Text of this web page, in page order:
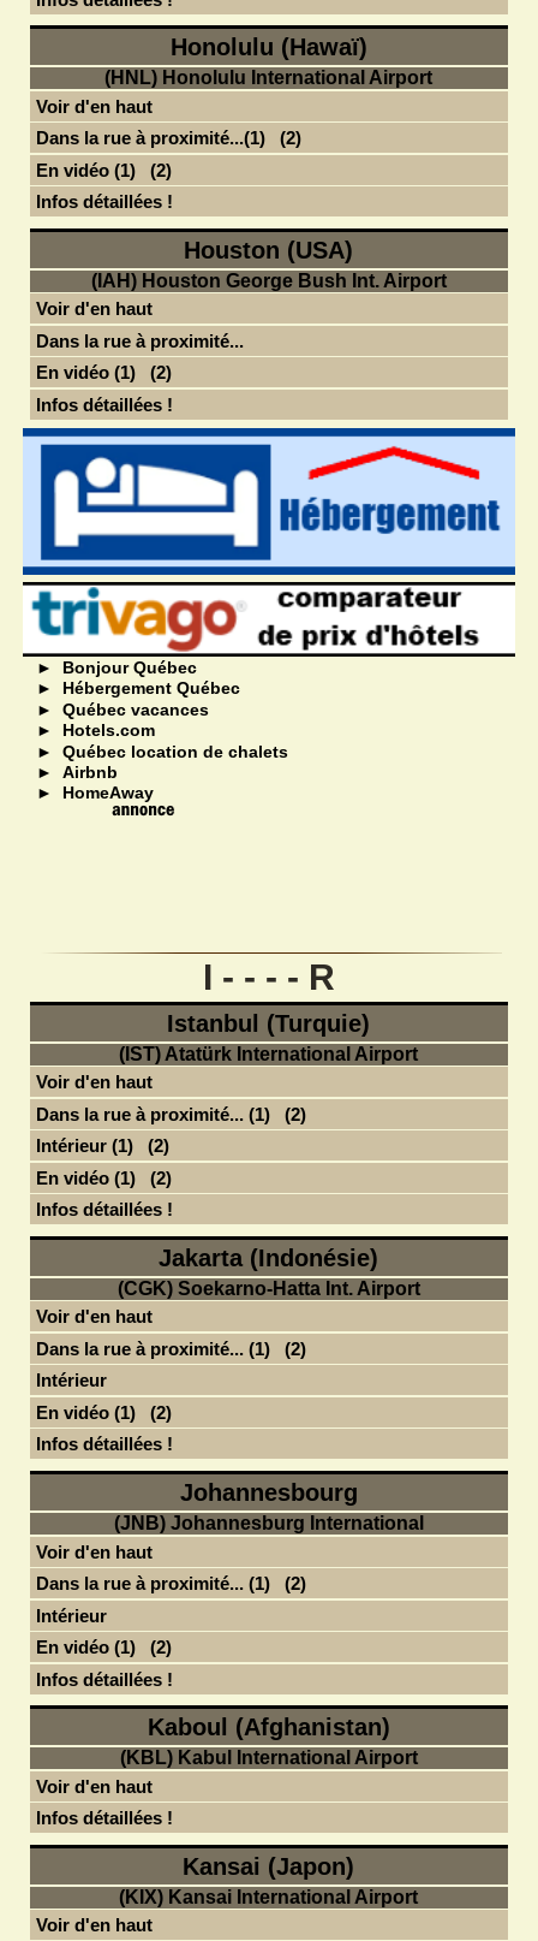
Honolulu (Hawaï)
(HNL) Honolulu International Airport
Voir d'en haut
Dans la rue à proximité...(1)(2)
En vidéo (1)
(2)
Infos détaillées !
Houston (USA)
(IAH) Houston George Bush Int. Airport
Voir d'en haut
Dans la rue à proximité...
En vidéo (1)
(2)
Infos détaillées !
► Bonjour Québec
► Hébergement Québec
► Québec vacances
► Hotels.com
► Québec location de chalets
► Airbnb
► HomeAway
I - - - - R
Istanbul (Turquie)
(IST) Atatürk International Airport
Voir d'en haut
Dans la rue à proximité... (1)
(2)
Intérieur (1)
(2)
En vidéo (1)
(2)
Infos détaillées !
Jakarta (Indonésie)
(CGK) Soekarno-Hatta Int. Airport
Voir d'en haut
Dans la rue à proximité... (1)
(2)
Intérieur
En vidéo (1)
(2)
Infos détaillées !
Johannesbourg
(JNB) Johannesburg International
Voir d'en haut
Dans la rue à proximité... (1)
(2)
Intérieur
En vidéo (1)
(2)
Infos détaillées !
Kaboul (Afghanistan)
(KBL) Kabul International Airport
Voir d'en haut
Infos détaillées !
Kansai (Japon)
(KIX) Kansai International Airport
Voir d'en haut